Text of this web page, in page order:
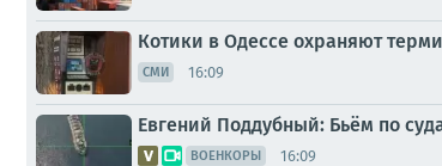
Котики в Одессе охраняют
СМИ 16:09
Евгений Поддубный: Бьём по
ВОЕНКОРЫ 16:09